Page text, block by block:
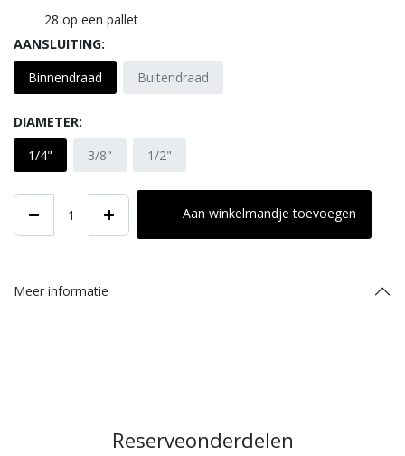
28 op een pallet
AANSLUITING:
Binnendraad
Buitendraad
DIAMETER:
1/4"
3/8" 1/2"
Aan winkelmandje toevoegen
Meer informatie
Reserveonderdelen